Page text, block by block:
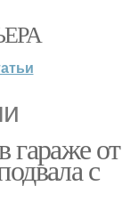
гараже от
с